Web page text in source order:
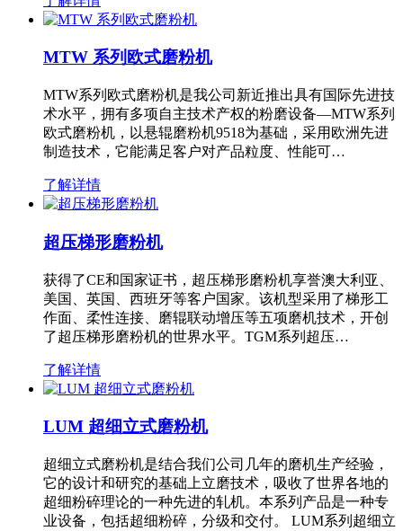
MTW 系列欧式磨粉机
MTW系列欧式磨粉机是我公司新近推出具有国际先进技
术水平，拥有多项自主技术产权的粉磨设备—MTW系列
欧式磨粉机，以悬辊磨粉机9518为基础，采用欧洲先进
制造技术，它能满足客户对产品粒度、性能可…
了解详情
超压梯形磨粉机
获得了CE和国家证书，超压梯形磨粉机享誉澳大利亚、
美国、英国、西班牙等客户国家。该机型采用了梯形工
作面、柔性连接、磨辊联动增压等五项磨机技术，开创
了超压梯形磨粉机的世界水平。TGM系列超压…
了解详情
LUM 超细立式磨粉机
超细立式磨粉机是结合我们公司几年的磨机生产经验，
它的设计和研究的基础上立磨技术，吸收了世界各地的
超细粉碎理论的一种先进的轧机。本系列产品是一种专
业设备，包括超细粉碎，分级和交付。 LUM系列超细立